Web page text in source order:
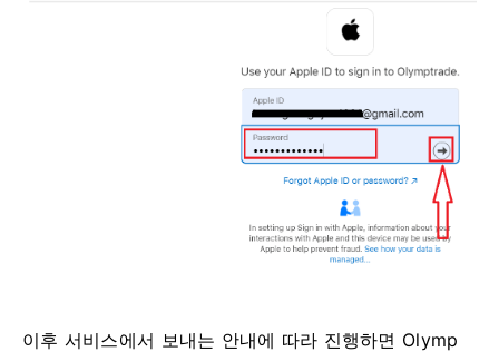
이후 서비스에서 보내는 안내에 따라 진행하면 Olymp